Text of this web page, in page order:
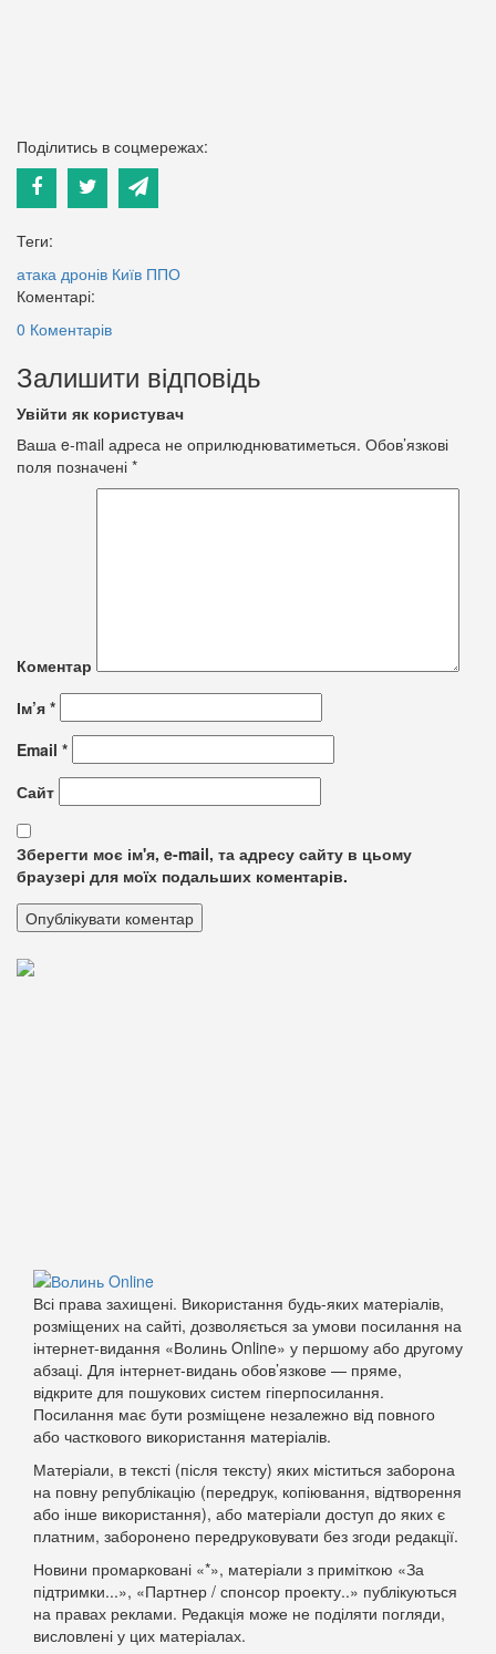
Поділитись в соцмережах:
Теги:
атака дронів Київ ППО
Коментарі:
0 Коментарів
Залишити відповідь
Увійти як користувач
Ваша e-mail адреса не оприлюднюватиметься. Обов’язкові
поля позначені *
Коментар
Ім’я *
Email *
Сайт
Зберегти моє ім'я, e-mail, та адресу сайту в цьому
браузері для моїх подальших коментарів.
Всі права захищені. Використання будь-яких матеріалів,
розміщених на сайті, дозволяється за умови посилання на
інтернет-видання «Волинь Online» у першому або другому
абзаці. Для інтернет-видань обов’язкове — пряме,
відкрите для пошукових систем гіперпосилання.
Посилання має бути розміщене незалежно від повного
або часткового використання матеріалів.
Матеріали, в тексті (після тексту) яких міститься заборона
на повну републікацію (передрук, копіювання, відтворення
або інше використання), або матеріали доступ до яких є
платним, заборонено передруковувати без згоди редакції.
Новини промарковані «*», матеріали з приміткою «За
підтримки...», «Партнер / спонсор проекту..» публікуються
на правах реклами. Редакція може не поділяти погляди,
висловлені у цих матеріалах.